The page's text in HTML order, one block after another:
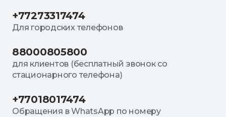
+77273317474
Для городских телефонов
88000805800
для клиентов (бесплатный звонок со
стационарного телефона)
+77018017474
Обращения в WhatsApp по номеру